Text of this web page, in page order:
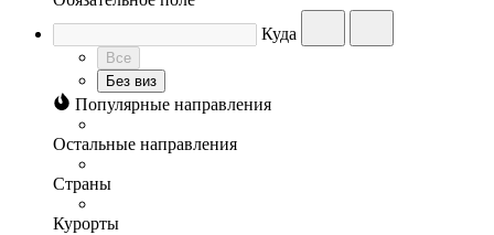
Куда
Все
Без виз
Популярные направления
Остальные направления
Страны
Курорты